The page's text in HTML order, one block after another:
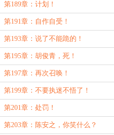
第189章：计划！
第191章：自作自受！
第193章：说了不能跪的！
第195章：胡俊青，死！
第197章：再次召唤！
第199章：不要执迷不悟了！
第201章：处罚！
第203章：陈安之，你笑什么？